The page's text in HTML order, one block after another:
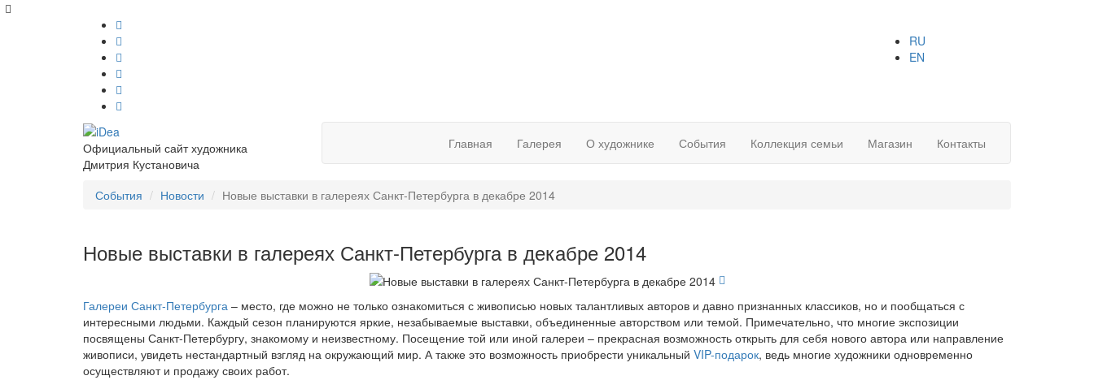
RU
EN
Официальный сайт художника
Дмитрия Кустановича
Главная Галерея О художнике События Коллекция семьи Магазин Контакты
События Новости Новые выставки в галереях Санкт-Петербурга в декабре 2014
Новые выставки в галереях Санкт-Петербурга в декабре 2014
Галереи Санкт-Петербурга – место, где можно не только ознакомиться с живописью новых талантливых авторов и давно признанных классиков, но и пообщаться с
интересными людьми. Каждый сезон планируются яркие, незабываемые выставки, объединенные авторством или темой. Примечательно, что многие экспозиции
посвящены Санкт-Петербургу, знакомому и неизвестному. Посещение той или иной галереи – прекрасная возможность открыть для себя нового автора или направление
живописи, увидеть нестандартный взгляд на окружающий мир. А также это возможность приобрести уникальный VIP-подарок, ведь многие художники одновременно
осуществляют и продажу своих работ.